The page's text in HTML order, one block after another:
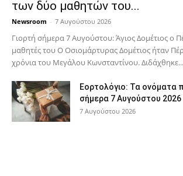
των δύο μαθητών του...
Newsroom - 7 Αυγούστου 2026
Γιορτή σήμερα 7 Αυγούστου: Άγιος Δομέτιος ο
μαθητές του Ο Oσιομάρτυρας Δομέτιος ήταν
χρόνια του Μεγάλου Κωνσταντίνου. Διδάχθηκε...
Εορτολόγιο: Τα ονόματα
σήμερα 7 Αυγούστου 2026
7 Αυγούστου 2026